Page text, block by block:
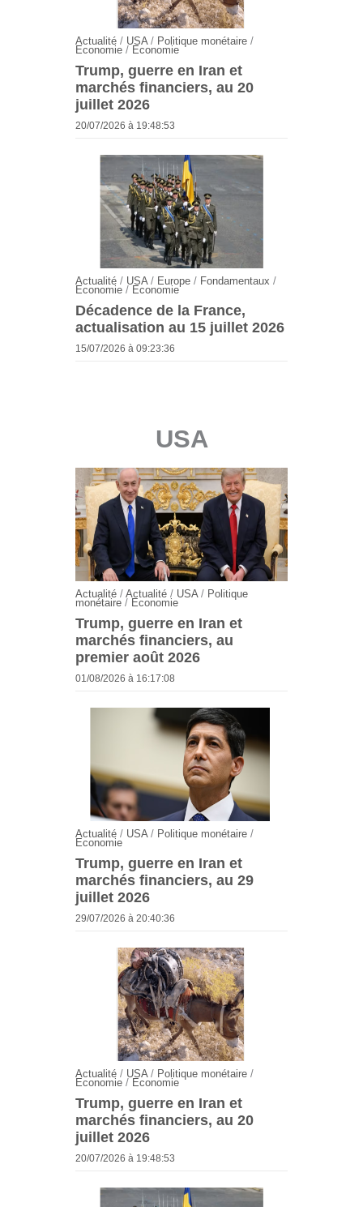
Actualité/ USA/ Politique monétaire/
Economie/ Economie
Trump, guerre en Iran et
marchés financiers, au 20
juillet 2026
20/07/2026 à 19:48:53
Actualité/ USA/ Europe/ Fondamentaux /
Economie/ Economie
Décadence de la France,
actualisation au 15 juillet 2026
15/07/2026 à 09:23:36
USA
Actualité/ Actualité/ USA/ Politique
monétaire/ Economie
Trump, guerre en Iran et
marchés financiers, au
premier août 2026
01/08/2026 à 16:17:08
Actualité/ USA/ Politique monétaire/
Economie
Trump, guerre en Iran et
marchés financiers, au 29
juillet 2026
29/07/2026 à 20:40:36
Actualité/ USA/ Politique monétaire/
Economie/ Economie
Trump, guerre en Iran et
marchés financiers, au 20
juillet 2026
20/07/2026 à 19:48:53